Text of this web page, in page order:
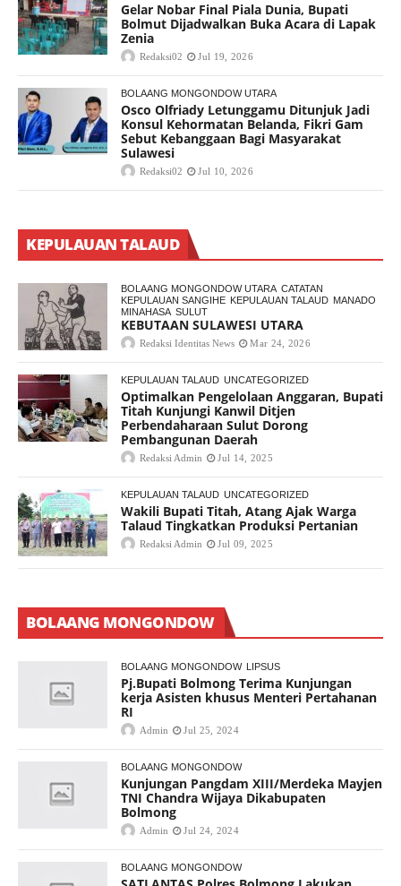
Gelar Nobar Final Piala Dunia, Bupati
Bolmut Dijadwalkan Buka Acara di Lapak
Zenia
Redaksi02 Jul 19, 2026
BOLAANG MONGONDOW UTARA
Osco Olfriady Letunggamu Ditunjuk Jadi
Konsul Kehormatan Belanda, Fikri Gam
Sebut Kebanggaan Bagi Masyarakat
Sulawesi
Redaksi02 Jul 10, 2026
KEPULAUAN TALAUD
BOLAANG MONGONDOW UTARA CATATAN
KEPULAUAN SANGIHE KEPULAUAN TALAUD MANADO
MINAHASA SULUT
KEBUTAAN SULAWESI UTARA
Redaksi Identitas News Mar 24, 2026
KEPULAUAN TALAUD UNCATEGORIZED
Optimalkan Pengelolaan Anggaran, Bupati
Titah Kunjungi Kanwil Ditjen
Perbendaharaan Sulut Dorong
Pembangunan Daerah
Redaksi Admin Jul 14, 2025
KEPULAUAN TALAUD UNCATEGORIZED
Wakili Bupati Titah, Atang Ajak Warga
Talaud Tingkatkan Produksi Pertanian
Redaksi Admin Jul 09, 2025
BOLAANG MONGONDOW
BOLAANG MONGONDOW LIPSUS
Pj.Bupati Bolmong Terima Kunjungan
kerja Asisten khusus Menteri Pertahanan
RI
Admin Jul 25, 2024
BOLAANG MONGONDOW
Kunjungan Pangdam XIII/Merdeka Mayjen
TNI Chandra Wijaya Dikabupaten
Bolmong
Admin Jul 24, 2024
BOLAANG MONGONDOW